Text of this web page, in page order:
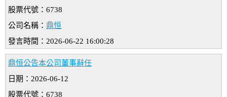
股票代號：6738
公司名稱： 鼎恒
發言時間：2026-06-22 16:00:28
鼎恒公告本公司董事辭任
日期：2026-06-12
股票代號：6738